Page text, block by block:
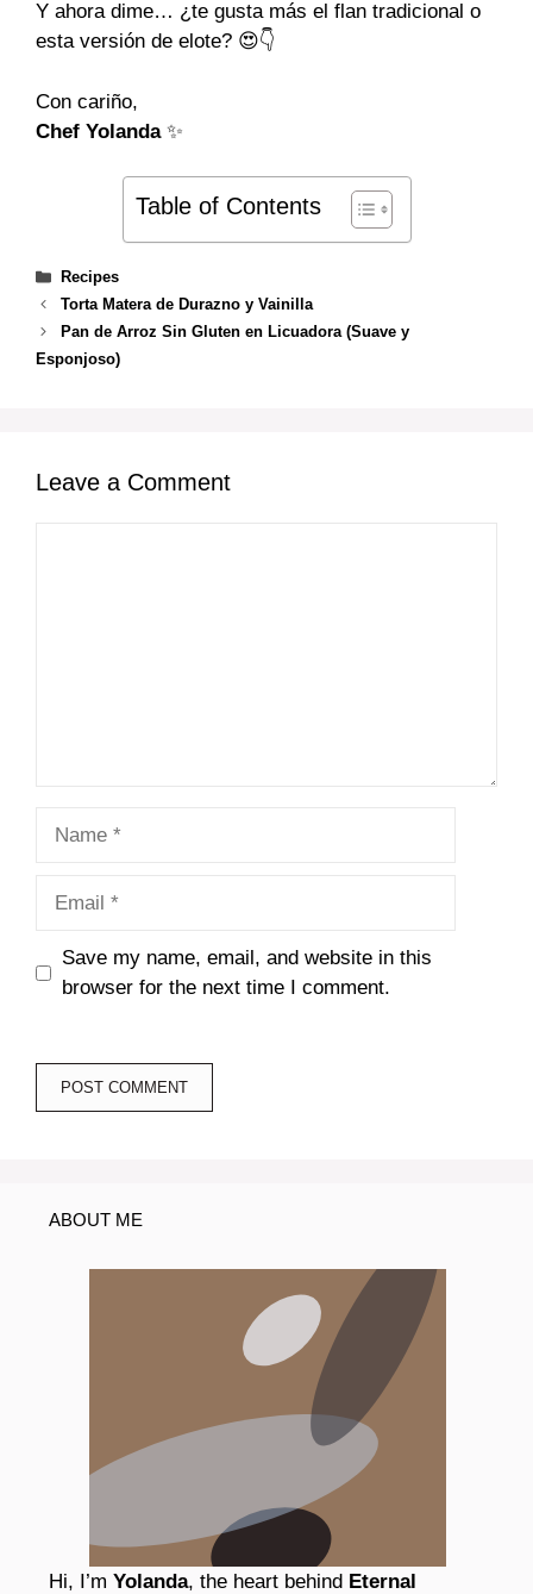
Y ahora dime… ¿te gusta más el flan tradicional o
esta versión de elote? 😍👇
Con cariño,
Chef Yolanda✨
Table of Contents
Categories
Recipes
Torta Matera de Durazno y Vainilla
Pan de Arroz Sin Gluten en Licuadora (Suave y
Esponjoso)
Leave a Comment
Save my name, email, and website in this
browser for the next time I comment.
ABOUT ME
Hi, I’m Yolanda, the heart behind Eternal